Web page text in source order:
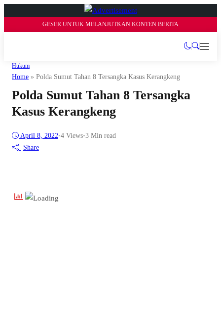
GESER UNTUK MELANJUTKAN KONTEN BERITA
Hukum
Home » Polda Sumut Tahan 8 Tersangka Kasus Kerangkeng
Polda Sumut Tahan 8 Tersangka
Kasus Kerangkeng
April 8, 2022•4 Views•3 Min read
Share